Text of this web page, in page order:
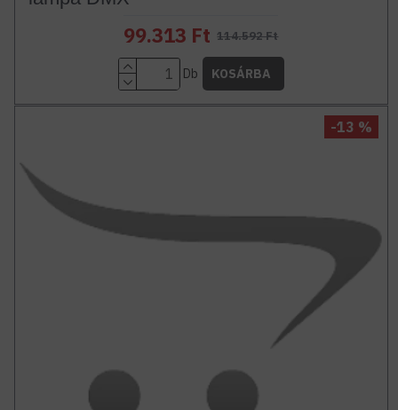
99.313 Ft 114.592 Ft
Db KOSÁRBA
-13 %